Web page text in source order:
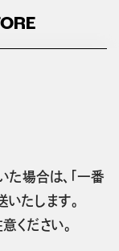
場合は、「一番
いたします。
ください。